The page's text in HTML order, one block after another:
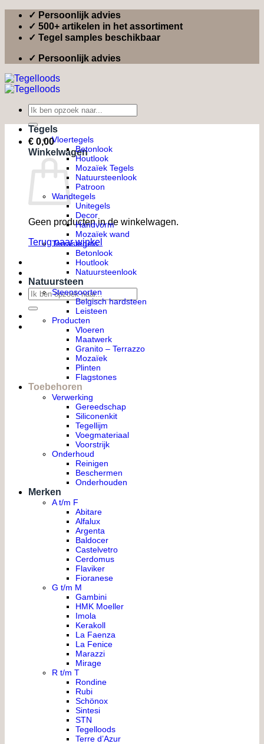
naar
inhoud
✓ Persoonlijk advies
✓ 500+ artikelen in het assortiment
✓ Tegel samples beschikbaar
✓ Persoonlijk advies
Zoeken
naar:
€ 0,00
Winkelwagen
Geen producten in de winkelwagen.
Terug naar winkel
Zoeken
naar:
Tegels
Vloertegels
Betonlook
Houtlook
Mozaïek Tegels
Natuursteenlook
Patroon
Wandtegels
Unitegels
Decor
Handvorm
Mozaïek wand
Terrastegels
Betonlook
Houtlook
Natuursteenlook
Natuursteen
Steensoorten
Belgisch hardsteen
Leisteen
Producten
Vloeren
Maatwerk
Granito – Terrazzo
Mozaïek
Plinten
Flagstones
Toebehoren
Verwerking
Gereedschap
Siliconenkit
Tegellijm
Voegmateriaal
Voorstrijk
Onderhoud
Reinigen
Beschermen
Onderhouden
Merken
A t/m F
Abitare
Alfalux
Argenta
Baldocer
Castelvetro
Cerdomus
Flaviker
Fioranese
G t/m M
Gambini
HMK Moeller
Imola
Kerakoll
La Faenza
La Fenice
Marazzi
Mirage
R t/m T
Rondine
Rubi
Schönox
Sintesi
STN
Tegelloods
Terre d’Azur